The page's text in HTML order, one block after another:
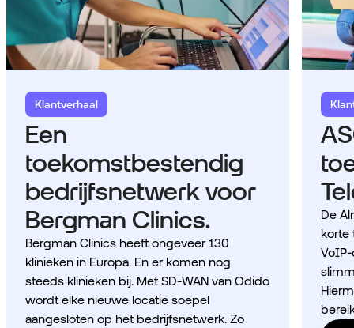
Klantverhaal
Een
toekomstbestendig
bedrijfsnetwerk voor
Bergman Clinics.
Bergman Clinics heeft ongeveer 130
klinieken in Europa. En er komen nog
steeds klinieken bij. Met SD-WAN van Odido
wordt elke nieuwe locatie soepel
aangesloten op het bedrijfsnetwerk. Zo
De
korte